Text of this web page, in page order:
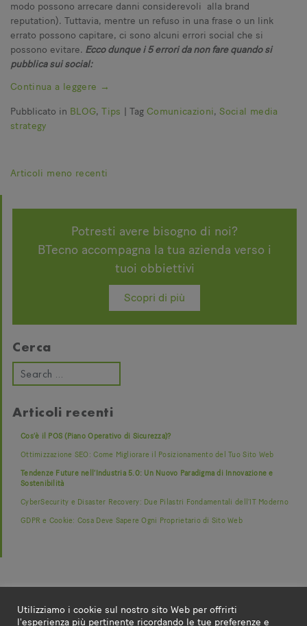
modo possono arrecare danni considerevoli alla brand
reputation). Tuttavia, mentre un refuso in una frase o un link
errato possono capitare, ci sono alcuni errori social che si
possono evitare. Ecco dunque i 5 errori da non fare quando si
pubblica sui social:
Continua a leggere →
Pubblicato in BLOG,Tips Tag Comunicazioni,Social media
strategy
Navigazione
Articoli meno recenti
Potresti avere bisogno di noi?
BTecno accompagna la tua azienda verso i
tuoi obbiettivi
Scopri di più
Cerca
Articoli recenti
Cos’è il POS (Piano Operativo di Sicurezza)?
Ottimizzazione SEO: Come Migliorare il Posizionamento del Tuo Sito Web
Tendenze Future nell’Industria 5.0: Un Nuovo Paradigma di Innovazione e
Sostenibilità
CyberSecurity e Disaster Recovery: Due Pilastri Fondamentali dell’IT Moderno
GDPR e Cookie: Cosa Deve Sapere Ogni Proprietario di Sito Web
Utilizziamo i cookie sul nostro sito Web per offrirti
l'esperienza più pertinente ricordando le tue preferenze e